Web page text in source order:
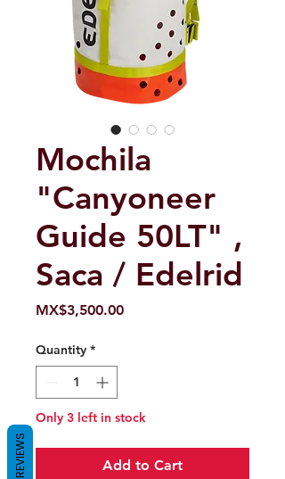
Mochila
"Canyoneer
Guide 50LT" ,
Saca / Edelrid
MX$3,500.00Price
Quantity *
Only 3 left in stock
Add to Cart
REVIEWS